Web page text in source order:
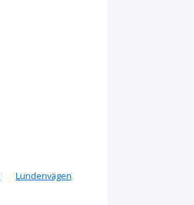
Lundenvägen